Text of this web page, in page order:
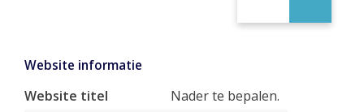
Website informatie
Website titel
Nader te bepalen.